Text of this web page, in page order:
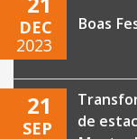
DEC
2023
Boas
21
SEP
de